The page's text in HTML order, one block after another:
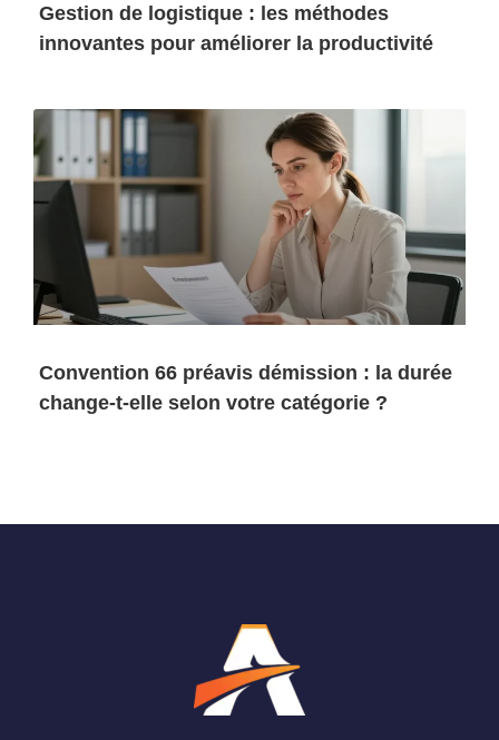
Gestion de logistique : les méthodes
innovantes pour améliorer la productivité
Convention 66 préavis démission : la durée
change-t-elle selon votre catégorie ?